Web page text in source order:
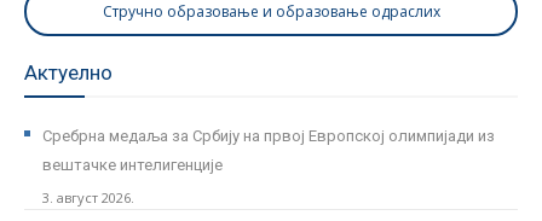
Стручно образовање и образовање одраслих
Актуелно
Сребрна медаља за Србију на првој Европској олимпијади из
вештачке интелигенције
3. август 2026.